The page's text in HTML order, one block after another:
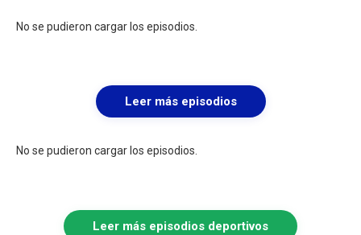
No se pudieron cargar los episodios.
Leer más episodios
No se pudieron cargar los episodios.
Leer más episodios deportivos